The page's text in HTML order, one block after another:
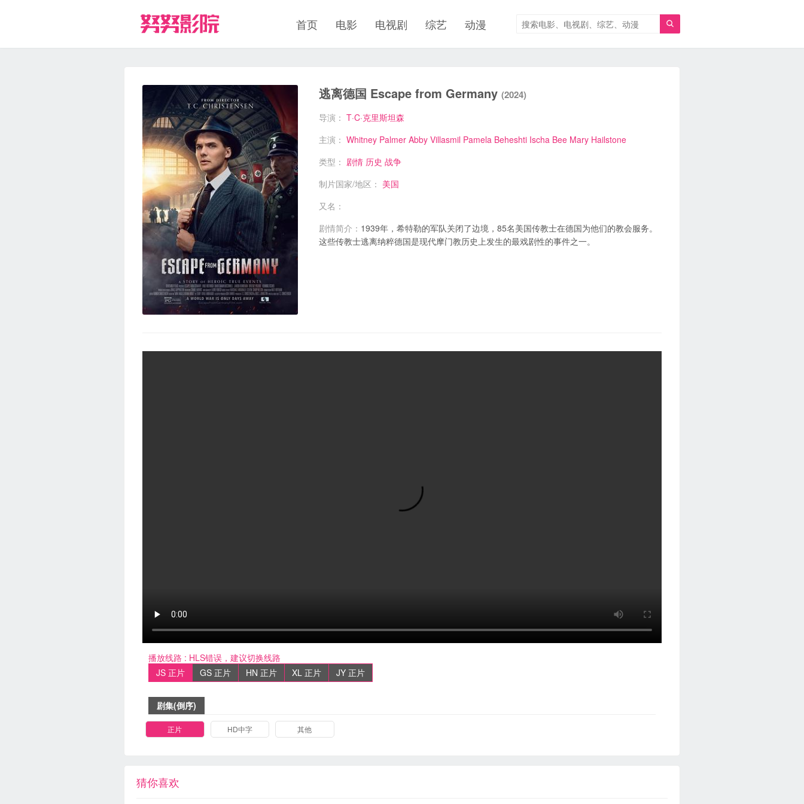

首页 电影 电视剧 综艺 动漫
逃离德国 Escape from Germany (2024)
导演： T·C·克里斯坦森
主演： Whitney Palmer Abby Villasmil Pamela Beheshti Ischa Bee Mary Hailstone
类型： 剧情 历史 战争
制片国家/地区： 美国
又名：
剧情简介： 1939年，希特勒的军队关闭了边境，85名美国传教士在德国为他们的教会服务。
这些传教士逃离纳粹德国是现代摩门教历史上发生的最戏剧性的事件之一。
播放线路 : HLS错误，建议切换线路
JS 正片
GS 正片 HN 正片 XL 正片 JY 正片
剧集(倒序)
正片 HD中字 其他
猜你喜欢